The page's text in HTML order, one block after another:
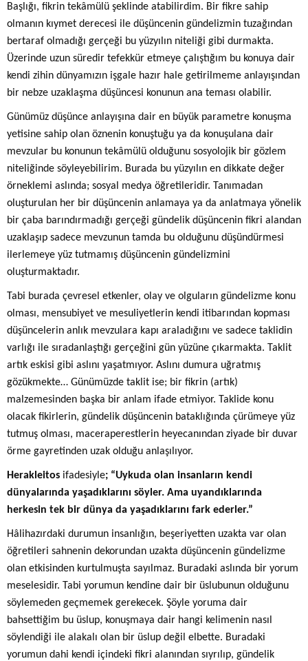
Başlığı, fikrin tekâmülü şeklinde atabilirdim. Bir fikre sahip
olmanın kıymet derecesi ile düşüncenin gündelizmin tuzağından
bertaraf olmadığı gerçeği bu yüzyılın niteliği gibi durmakta.
Üzerinde uzun süredir tefekkür etmeye çalıştığım bu konuya dair
kendi zihin dünyamızın işgale hazır hale getirilmeme anlayışından
bir nebze uzaklaşma düşüncesi konunun ana teması olabilir.
Günümüz düşünce anlayışına dair en büyük parametre konuşma
yetisine sahip olan öznenin konuştuğu ya da konuşulana dair
mevzular bu konunun tekâmülü olduğunu sosyolojik bir gözlem
niteliğinde söyleyebilirim. Burada bu yüzyılın en dikkate değer
örneklemi aslında; sosyal medya öğretileridir. Tanımadan
oluşturulan her bir düşüncenin anlamaya ya da anlatmaya yönelik
bir çaba barındırmadığı gerçeği gündelik düşüncenin fikri alandan
uzaklaşıp sadece mevzunun tamda bu olduğunu düşündürmesi
ilerlemeye yüz tutmamış düşüncenin gündelizmini
oluşturmaktadır.
Tabi burada çevresel etkenler, olay ve olguların gündelizme konu
olması, mensubiyet ve mesuliyetlerin kendi itibarından kopması
düşüncelerin anlık mevzulara kapı araladığını ve sadece taklidin
varlığı ile sıradanlaştığı gerçeğini gün yüzüne çıkarmakta. Taklit
artık eskisi gibi aslını yaşatmıyor. Aslını dumura uğratmış
gözükmekte… Günümüzde taklit ise; bir fikrin (artık)
malzemesinden başka bir anlam ifade etmiyor. Taklide konu
olacak fikirlerin, gündelik düşüncenin bataklığında çürümeye yüz
tutmuş olması, maceraperestlerin heyecanından ziyade bir duvar
örme gayretinden uzak olduğu anlaşılıyor.
Herakleitos ifadesiyle; “Uykuda olan insanların kendi
dünyalarında yaşadıklarını söyler. Ama uyandıklarında
herkesin tek bir dünya da yaşadıklarını fark ederler.”
Hâlihazırdaki durumun insanlığın, beşeriyetten uzakta var olan
öğretileri sahnenin dekorundan uzakta düşüncenin gündelizme
olan etkisinden kurtulmuşta sayılmaz. Buradaki aslında bir yorum
meselesidir. Tabi yorumun kendine dair bir üslubunun olduğunu
söylemeden geçmemek gerekecek. Şöyle yoruma dair
bahsettiğim bu üslup, konuşmaya dair hangi kelimenin nasıl
söylendiği ile alakalı olan bir üslup değil elbette. Buradaki
yorumun dahi kendi içindeki fikri alanından sıyrılıp, gündelik